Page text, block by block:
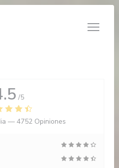
de cookies
/5
— 4752 Opiniones